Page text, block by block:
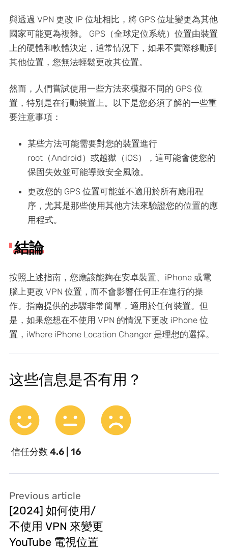
與透過 VPN 更改 IP 位址相比，將 GPS 位址變更為其他
國家可能更為複雜。 GPS（全球定位系統）位置由裝置
上的硬體和軟體決定，通常情況下，如果不實際移動到
其他位置，您無法輕鬆更改其位置。
然而，人們嘗試使用一些方法來模擬不同的 GPS 位
置，特別是在行動裝置上。以下是您必須了解的一些重
要注意事項：
某些方法可能需要對您的裝置進行
root（Android）或越獄（iOS），這可能會使您的
保固失效並可能導致安全風險。
更改您的 GPS 位置可能並不適用於所有應用程
序，尤其是那些使用其他方法來驗證您的位置的應
用程式。
結論
按照上述指南，您應該能夠在安卓裝置、iPhone 或電
腦上更改 VPN 位置，而不會影響任何正在進行的操
作。指南提供的步驟非常簡單，適用於任何裝置。但
是，如果您想在不使用 VPN 的情況下更改 iPhone 位
置，iWhere iPhone Location Changer 是理想的選擇。
这些信息是否有用？
信任分数 4.6 | 16
Previous article
[2024] 如何使用/
不使用 VPN 來變更
YouTube 電視位置